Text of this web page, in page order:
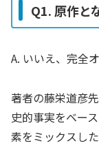
Q1. 原作と
A. いいえ、完全
著者の藤栄道彦
史的事実をベー
素をミックスし